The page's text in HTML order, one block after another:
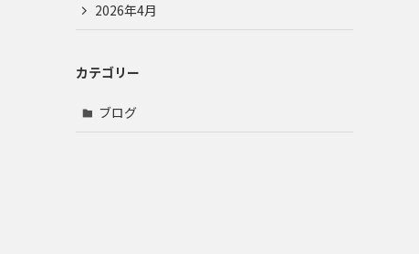
2026年4月
カテゴリー
ブログ